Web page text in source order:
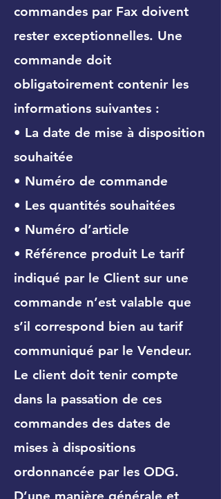
commandes par Fax doivent
rester exceptionnelles. Une
commande doit
obligatoirement contenir les
informations suivantes :
• La date de mise à disposition
souhaitée
• Numéro de commande
• Les quantités souhaitées
• Numéro d’article
• Référence produit Le tarif
indiqué par le Client sur une
commande n’est valable que
s’il correspond bien au tarif
communiqué par le Vendeur.
Le client doit tenir compte
dans la passation de ces
commandes des dates de
mises à dispositions
ordonnancée par les ODG.
D’une manière générale et